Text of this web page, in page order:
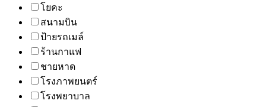
โยคะ
สนามบิน
ป้ายรถเมล์
ร้านกาแฟ
ชายหาด
โรงภาพยนตร์
โรงพยาบาล